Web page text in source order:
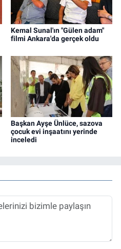
Kemal Sunal'ın "Gülen adam"
filmi Ankara'da gerçek oldu
Başkan Ayşe Ünlüce, sazova
çocuk evi inşaatını yerinde
inceledi